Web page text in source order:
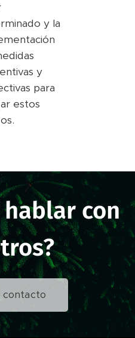
y la
y
para
estos
hablar con
contacto